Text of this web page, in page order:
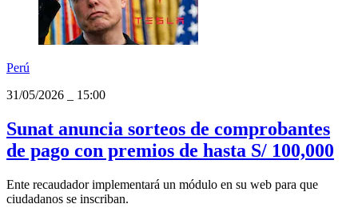
Harvard Business Review
Perú
31/05/2026_15:00